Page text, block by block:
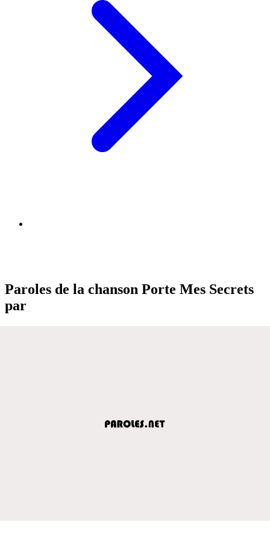
Paroles de la chanson Porte Mes Secrets
par